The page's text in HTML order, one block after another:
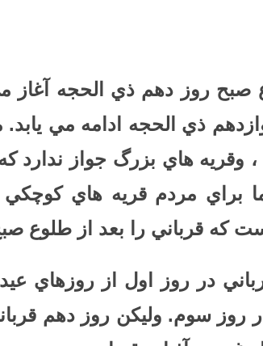
صبح روز دهم ذي الحجه آغاز
ذي الحجه ادامه مي يابد.
هاي بزرگ جواز ندارد كه
براي مردم قريه هاي كوچكي
كه قرباني را بعد از طلوع
در روز اول از روزهاي
سوم. وليكن روز دهم